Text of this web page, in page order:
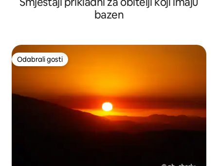
bazen
Odabrali gosti
Odabrali gosti